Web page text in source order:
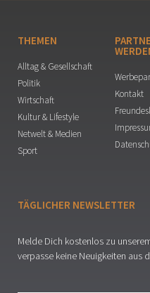
THEMEN
Alltag & Gesellschaft
Politik
Wirtschaft
Kultur & Lifestyle
Netwelt & Medien
Sport
Kontakt
TÄGLICHER NEWSLETTER
Melde Dich kostenlos zu
verpasse keine Neuigkeiten aus